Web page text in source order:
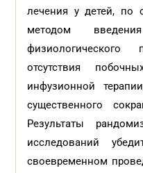
лечения у детей, по
методом
отсутствия
инфузионной
существенного
Результаты
исследований
своевременном